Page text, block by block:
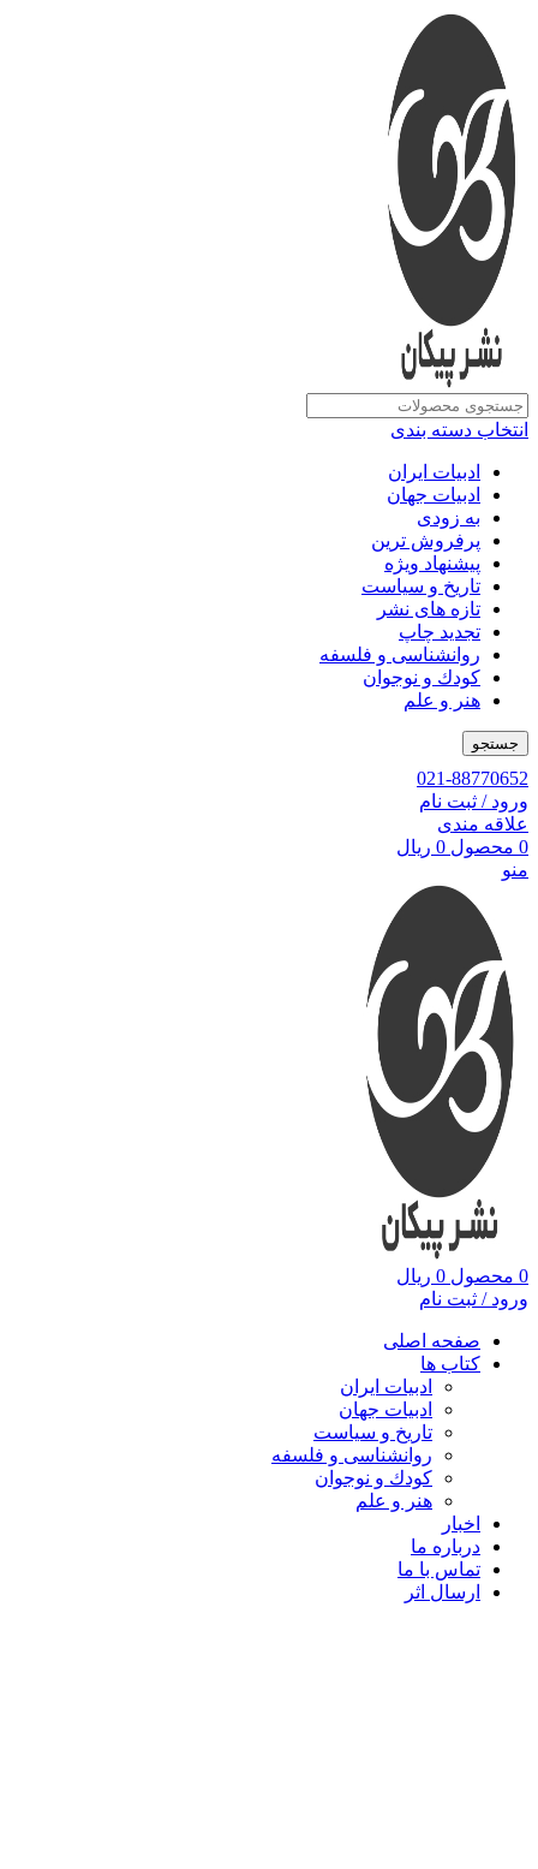
انتخاب دسته بندی
ادبیات ایران
ادبیات جهان
به زودی
پرفروش ترین
پیشنهاد ویژه
تاریخ و سیاست
تازه های نشر
تجدید چاپ
روانشناسی و فلسفه
کودك و نوجوان
هنر و علم
جستجو
021-88770652
ورود / ثبت نام
علاقه مندی
0 محصول 0 ریال
منو
0 محصول 0 ریال
ورود / ثبت نام
صفحه اصلی
کتاب ها
ادبیات ایران
ادبیات جهان
تاریخ و سیاست
روانشناسی و فلسفه
کودك و نوجوان
هنر و علم
اخبار
درباره ما
تماس با ما
ارسال اثر